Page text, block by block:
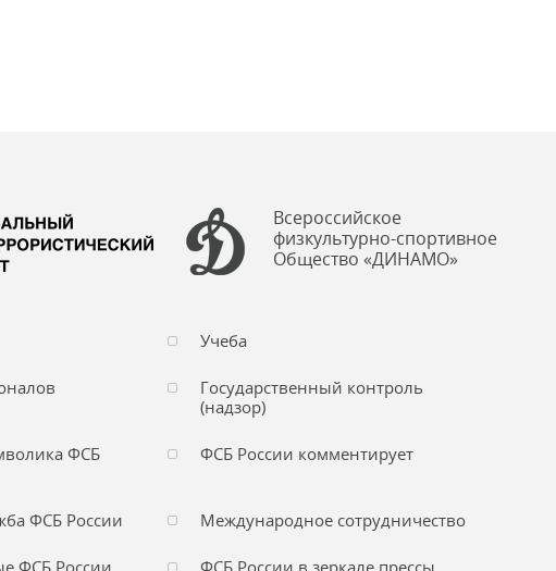
Всероссийское
физкультурно-спортивное
Общество «ДИНАМО»
Учеба
Государственный контроль
(надзор)
ФСБ
ФСБ России комментирует
ФСБ России Международное сотрудничество
ФСБ России ФСБ России в зеркале прессы